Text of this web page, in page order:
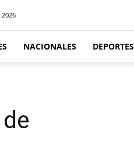
NACIONALES DEPORTES